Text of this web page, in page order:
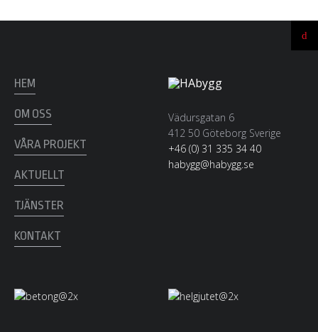
HEM
OM OSS
VÅRA PROJEKT
AKTUELLT
TJÄNSTER
KONTAKT
Vädursgatan 6
412 50 Göteborg Sverige
+46 (0) 31 335 34 40
habygg@habygg.se